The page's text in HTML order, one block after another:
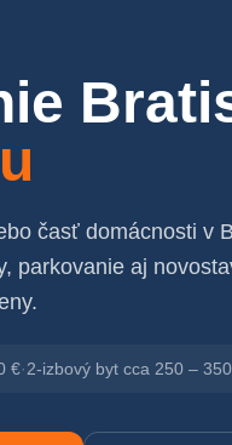
časť domácnosti v
parkovanie aj
€·2-izbový byt cca 250 –